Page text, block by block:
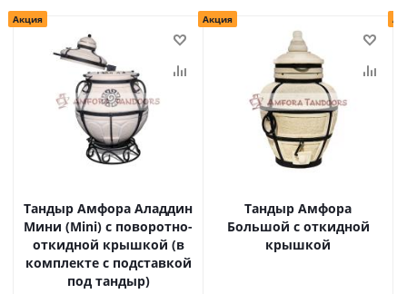
Акция
Тандыр Амфора Аладдин
Мини (Mini) с поворотно-
откидной крышкой (в
комплекте с подставкой
под тандыр)
Акция
Тандыр Амфора
Большой с откидной
крышкой